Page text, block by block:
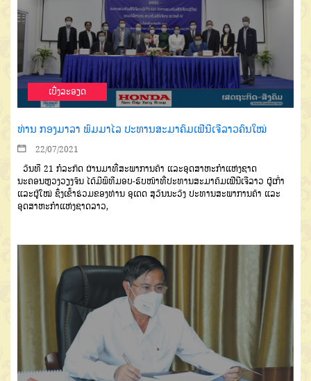
ເບີ່ງລະອຽດ
ທ່ານ ກອງມາລາ ພົມມາໄລ ປະທານສະມາຄົມເຟີນີເຈີລາວຄົນໃໝ່
22/07/2021
ວັນທີ 21 ກໍລະກົດ ຜ່ານມາທີ່ສະພາການຄ້າ ແລະອຸດສາຫະກຳແຫ່ງຊາດ
ນະຄອນຫຼວງວຽງຈັນ ໄດ້ມີພິທີມອບ-ຮັບໜ້າທີ່ປະທານສະມາຄົມເຟີນີເຈີລາວ ຜູ້ເກົ່າ
ແລະຜູ້ໃໝ່ ຊຶ່ງເຂົ້າຮ່ວມຂອງທ່ານ ອຸເດດ ສຸວັນນະວົງ ປະທານສະພາການຄ້າ ແລະ
ອຸດສາຫະກຳແຫ່ງຊາດລາວ,